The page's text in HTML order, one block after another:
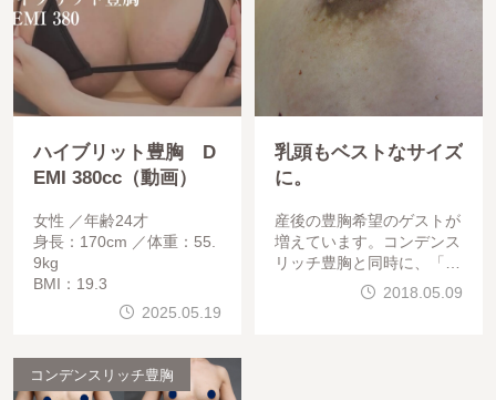
ハイブリット豊胸 D
EMI 380cc（動画）
女性
年齢24才
身長：170cm
体重：55.
9kg
BMI：19.3
2025.05.19
乳頭もベストなサイズ
に。
産後の豊胸希望のゲストが
増えています。コンデンス
リッチ豊胸と同時に、「乳
頭縮小」を希望されるゲス
トも多いですよ。バストア
2018.05.09
コンデンスリッチ豊胸